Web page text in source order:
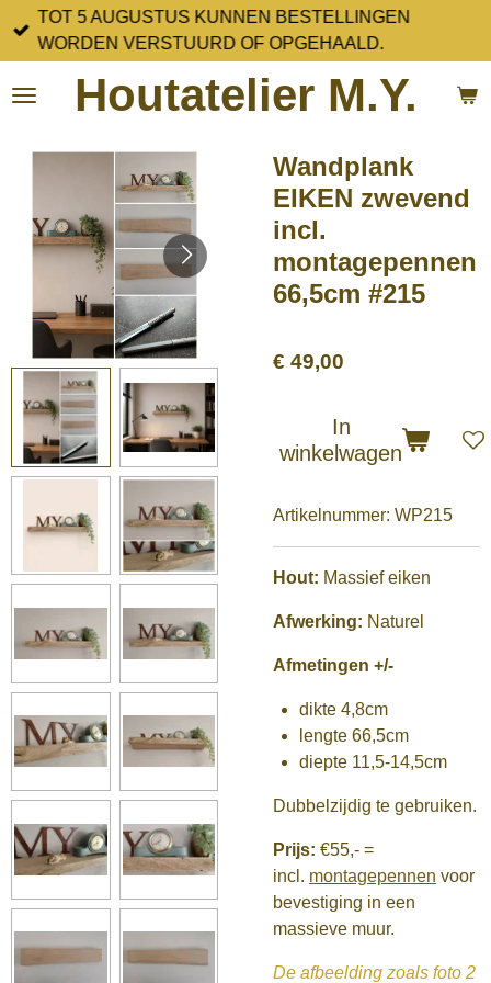
Ga
direct
de
Houtatelier M.Y.
TOT 5 AUGUSTUS KUNNEN BESTELLINGEN
WORDEN VERSTUURD OF OPGEHAALD.
Wandplank
EIKEN zwevend
incl.
montagepennen
66,5cm #215
€ 49,00
In
winkelwagen
Artikelnummer: WP215
Hout: Massief eiken
Afwerking: Naturel
Afmetingen +/-
dikte 4,8cm
lengte 66,5cm
diepte 11,5-14,5cm
Dubbelzijdig te gebruiken.
Prijs: €55,- =
incl. montagepennen voor
bevestiging in een
massieve muur.
De afbeelding zoals foto 2